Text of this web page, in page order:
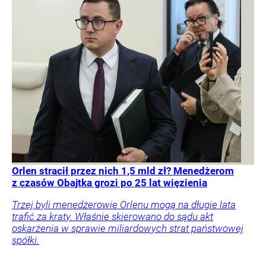
Orlen stracił przez nich 1,5 mld zł? Menedżerom
z czasów Obajtka grozi po 25 lat więzienia
Trzej byli menedżerowie Orlenu mogą na długie lata
trafić za kraty. Właśnie skierowano do sądu akt
oskarżenia w sprawie miliardowych strat państwowej
spółki.